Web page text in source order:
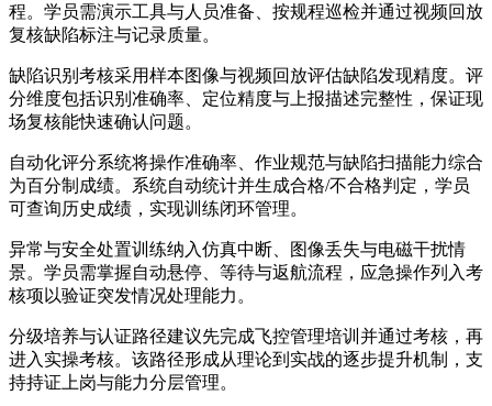
程。学员需演示工具与人员准备、按规程巡检并通过视频回放
复核缺陷标注与记录质量。
缺陷识别考核采用样本图像与视频回放评估缺陷发现精度。评
分维度包括识别准确率、定位精度与上报描述完整性，保证现
场复核能快速确认问题。
自动化评分系统将操作准确率、作业规范与缺陷扫描能力综合
为百分制成绩。系统自动统计并生成合格/不合格判定，学员
可查询历史成绩，实现训练闭环管理。
异常与安全处置训练纳入仿真中断、图像丢失与电磁干扰情
景。学员需掌握自动悬停、等待与返航流程，应急操作列入考
核项以验证突发情况处理能力。
分级培养与认证路径建议先完成飞控管理培训并通过考核，再
进入实操考核。该路径形成从理论到实战的逐步提升机制，支
持持证上岗与能力分层管理。